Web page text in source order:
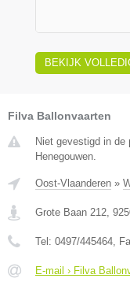
BEKIJK
Filva Ballonvaarten
Niet gevestigd in
Henegouwen.
Oost-Vlaanderen »
Grote Baan 212,
Tel: 0497/445464,
E-mail › Filva